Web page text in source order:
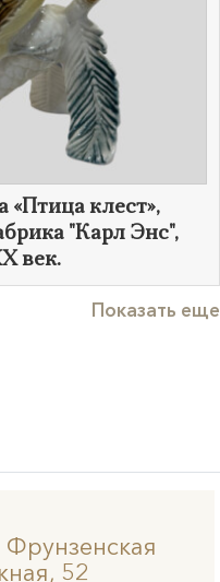
«Птица клест»,
"Карл Энс",
век.
Показать еще
52